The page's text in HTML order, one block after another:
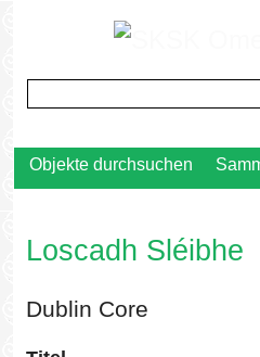
zur
Objekte durchsuchen
Loscadh Sléibhe
Dublin Core